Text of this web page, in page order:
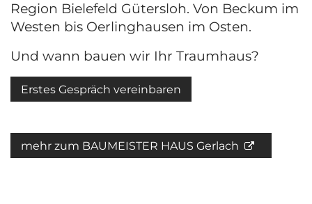
Region Bielefeld Gütersloh. Von Beckum im
Westen bis Oerlinghausen im Osten.
Und wann bauen wir Ihr Traumhaus?
Erstes Gespräch vereinbaren
mehr zum BAUMEISTER HAUS Gerlach